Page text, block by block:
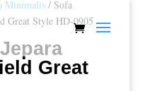
Minimalis/ Sofa
Great Style HD-0905
Great